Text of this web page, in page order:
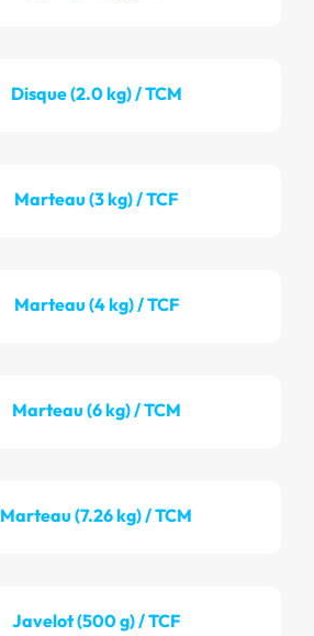
Disque (2.0 kg) / TCM
Marteau (3 kg) / TCF
Marteau (4 kg) / TCF
Marteau (6 kg) / TCM
Marteau (7.26 kg) / TCM
Javelot (500 g) / TCF